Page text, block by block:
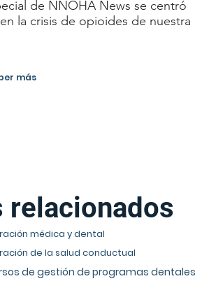
relacionados
médica y dental
de la salud conductual
de gestión de programas dentales
de NNOHA News se centró
la crisis de opioides de nuestra
más